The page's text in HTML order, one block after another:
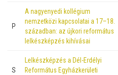
P
A nagyenyedi kollégium
nemzetközi kapcsolatai a 17–18.
században: az újkori református
lelkészképzés kihívásai
S
Lelkészképzés a Dél-Erdélyi
Református Egyházkerületi